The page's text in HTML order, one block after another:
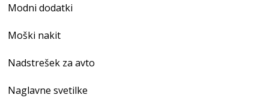
Modni dodatki
Moški nakit
Nadstrešek za avto
Naglavne svetilke